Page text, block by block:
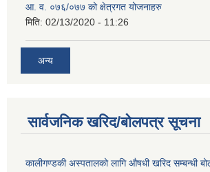
आ. व. ०७६/०७७ को क्षेत्रगत योजनाहरु
मिति: 02/13/2020 - 11:26
अन्य
सार्वजनिक खरिद/बोलपत्र सूचना
कालीगण्डकी अस्पतालको लागि औषधी खरिद सम्बन्धी